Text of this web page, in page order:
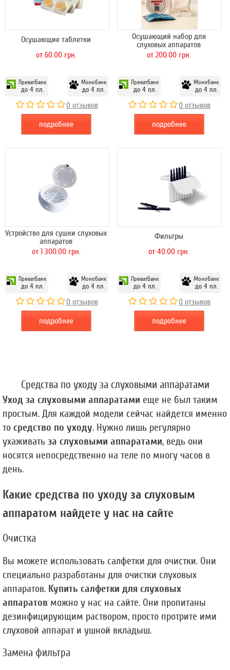
Осушающие таблетки
от 60.00 грн.
ПриватБанк
до 4 пл.
Монобанк
до 4 пл.
0 отзывов
подробнее
Осушающий набор для
слуховых аппаратов
от 200.00 грн.
ПриватБанк
до 4 пл.
Монобанк
до 4 пл.
0 отзывов
подробнее
Устройство для сушки слуховых
аппаратов
от 1 300.00 грн.
ПриватБанк
до 4 пл.
Монобанк
до 4 пл.
0 отзывов
подробнее
Фильтры
от 40.00 грн.
ПриватБанк
до 4 пл.
Монобанк
до 4 пл.
0 отзывов
подробнее
Средства по уходу за слуховыми аппаратами
Уход за слуховыми аппаратами еще не был таким
простым. Для каждой модели сейчас найдется именно
то средство по уходу. Нужно лишь регулярно
ухаживать за слуховыми аппаратами, ведь они
носятся непосредственно на теле по многу часов в
день.
Какие средства по уходу за слуховым
аппаратом найдете у нас на сайте
Очистка
Вы можете использовать салфетки для очистки. Они
специально разработаны для очистки слуховых
аппаратов. Купить салфетки для слуховых
аппаратов можно у нас на сайте. Они пропитаны
дезинфицирующим раствором, просто протрите ими
слуховой аппарат и ушной вкладыш.
Замена фильтра